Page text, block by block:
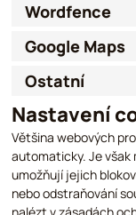
Wordfence
Google Maps
Ostatní
Nastavení
Většina webových
automaticky. Je však
umožňují jejich
nebo odstraňování